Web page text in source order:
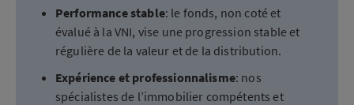
Performance stable: le fonds, non coté et
évalué à la VNI, vise une progression stable et
régulière de la valeur et de la distribution.
Expérience et professionnalisme: nos
spécialistes de l’immobilier compétents et